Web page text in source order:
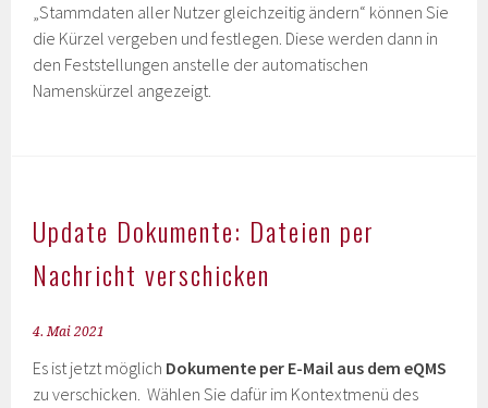
„Stammdaten aller Nutzer gleichzeitig ändern“ können Sie
die Kürzel vergeben und festlegen. Diese werden dann in
den Feststellungen anstelle der automatischen
Namenskürzel angezeigt.
Update Dokumente: Dateien per
Nachricht verschicken
4. Mai 2021
Es ist jetzt möglich Dokumente per E-Mail aus dem eQMS
zu verschicken. Wählen Sie dafür im Kontextmenü des